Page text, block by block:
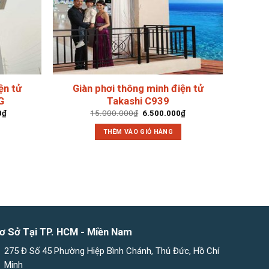
tử
₫Giá
hiện
Giàn phơi thông minh điện tử
Takashi C939
15.000.000₫ Giá
là:
15.000.000₫.
6.500.000₫Giá
THÊM VÀO GIỎ HÀNG
Sở Tại TP. HCM - Miền Nam
275 Đ Số 45 Phường Hiệp Bình Chánh, Thủ Đức, Hồ Chí
Minh